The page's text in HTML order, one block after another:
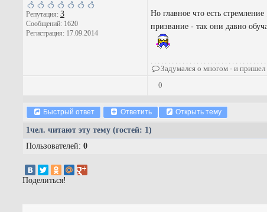
Репутация: 3
Сообщений: 1620
Регистрация: 17.09.2014
Но главное что есть
призвание - так они давно
. . . . . . . . . . . . . . . . . . . . . . . . . . . . . . . . .
Задумался о многом - и
0
Быстрый ответ Ответить Открыть тему
1чел. читают эту тему (гостей: 1)
Пользователей: 0
Поделиться!